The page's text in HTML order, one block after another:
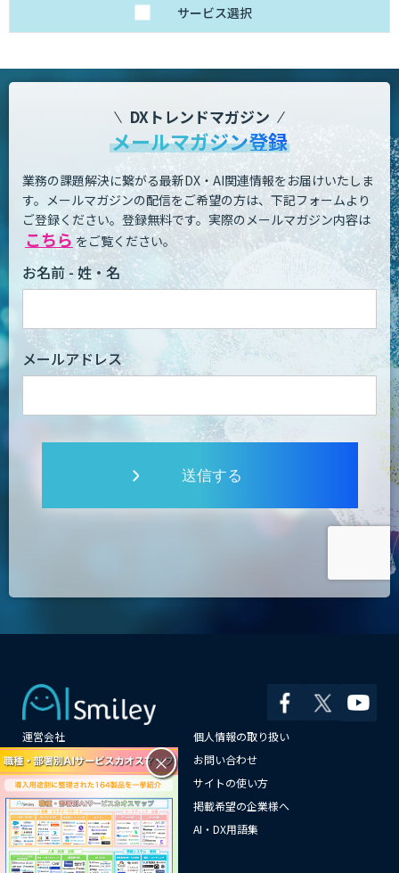
サービス選択
DXトレンドマガジン
メールマガジン登録
業務の課題解決に繋がる最新DX・AI関連情報をお届けいたしま
す。 メールマガジンの配信をご希望の方は、下記フォームより
ご登録ください。登録無料です。 実際のメールマガジン内容は
こちら をご覧ください。
お名前 - 姓・名
メールアドレス
送信する
運営会社
個人情報の取り扱い
よくある質問
お問い合わせ
メールマガジン登録
サイトの使い方
情報提供はこちらから
掲載希望の企業様へ
AI企業一覧
AI・DX用語集
サイトマップ
×